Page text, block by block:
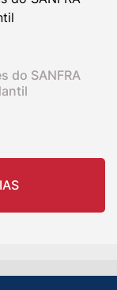
do SANFRA